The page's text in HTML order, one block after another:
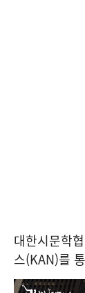
대한시문학
스(KAN)를